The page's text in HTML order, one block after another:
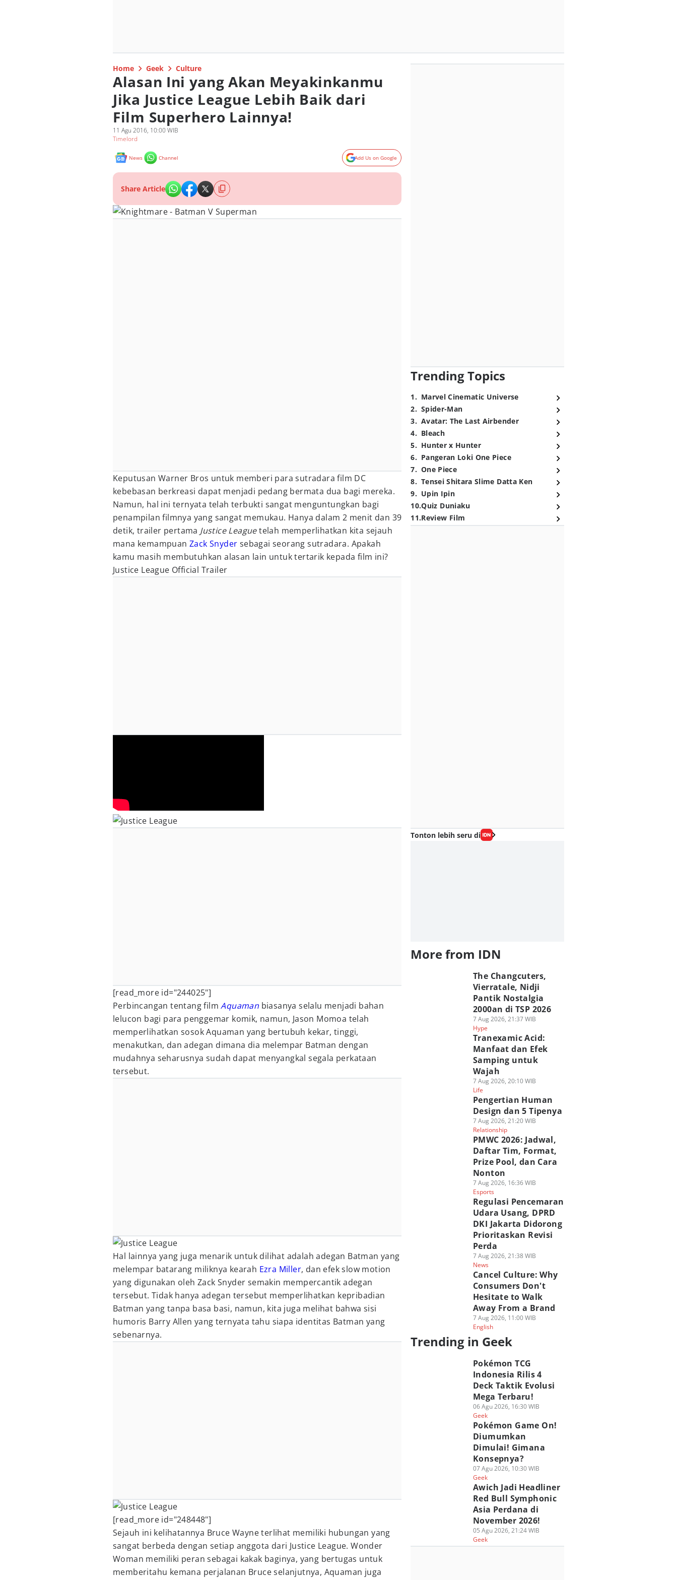
Home Geek Culture
Alasan Ini yang Akan Meyakinkanmu
Jika Justice League Lebih Baik dari
Film Superhero Lainnya!
11 Agu 2016, 10:00 WIB
Timelord
News Channel Add Us on Google
Share Article
Keputusan Warner Bros untuk memberi para sutradara film DC
kebebasan berkreasi dapat menjadi pedang bermata dua bagi mereka.
Namun, hal ini ternyata telah terbukti sangat menguntungkan bagi
penampilan filmnya yang sangat memukau. Hanya dalam 2 menit dan 39
detik, trailer pertama Justice Leaguetelah memperlihatkan kita sejauh
mana kemampuan Zack Snyder sebagai seorang sutradara. Apakah
kamu masih membutuhkan alasan lain untuk tertarik kepada film ini?
Justice League Official Trailer
[read_more id="244025"]
Perbincangan tentang filmAquaman biasanya selalu menjadi bahan
lelucon bagi para penggemar komik, namun, Jason Momoa telah
memperlihatkan sosok Aquaman yang bertubuh kekar, tinggi,
menakutkan, dan adegan dimana dia melempar Batman dengan
mudahnya seharusnya sudah dapat menyangkal segala perkataan
tersebut.
Hal lainnya yang juga menarik untuk dilihat adalah adegan Batman yang
melempar batarang miliknya kearah Ezra Miller, dan efek slow motion
yang digunakan oleh Zack Snyder semakin mempercantik adegan
tersebut. Tidak hanya adegan tersebut memperlihatkan kepribadian
Batman yang tanpa basa basi, namun, kita juga melihat bahwa sisi
humoris Barry Allen yang ternyata tahu siapa identitas Batman yang
sebenarnya.
[read_more id="248448"]
Sejauh ini kelihatannya Bruce Wayne terlihat memiliki hubungan yang
sangat berbeda dengan setiap anggota dari Justice League. Wonder
Woman memiliki peran sebagai kakak baginya, yang bertugas untuk
memberitahu kemana perjalanan Bruce selanjutnya, Aquaman juga
Trending Topics
1. Marvel Cinematic Universe
2. Spider-Man
3. Avatar: The Last Airbender
4. Bleach
5. Hunter x Hunter
6. Pangeran Loki One Piece
7. One Piece
8. Tensei Shitara Slime Datta Ken
9. Upin Ipin
10.Quiz Duniaku
11.Review Film
Tonton lebih seru di
More from IDN
The Changcuters,
Vierratale, Nidji
Pantik Nostalgia
2000an di TSP 2026
7 Aug 2026, 21:37 WIB
Hype
Tranexamic Acid:
Manfaat dan Efek
Samping untuk
Wajah
7 Aug 2026, 20:10 WIB
Life
Pengertian Human
Design dan 5 Tipenya
7 Aug 2026, 21:20 WIB
Relationship
PMWC 2026: Jadwal,
Daftar Tim, Format,
Prize Pool, dan Cara
Nonton
7 Aug 2026, 16:36 WIB
Esports
Regulasi Pencemaran
Udara Usang, DPRD
DKI Jakarta Didorong
Prioritaskan Revisi
Perda
7 Aug 2026, 21:38 WIB
News
Cancel Culture: Why
Consumers Don't
Hesitate to Walk
Away From a Brand
7 Aug 2026, 11:00 WIB
English
Trending in Geek
Pokémon TCG
Indonesia Rilis 4
Deck Taktik Evolusi
Mega Terbaru!
06 Agu 2026, 16:30 WIB
Geek
Pokémon Game On!
Diumumkan
Dimulai! Gimana
Konsepnya?
07 Agu 2026, 10:30 WIB
Geek
Awich Jadi Headliner
Red Bull Symphonic
Asia Perdana di
November 2026!
05 Agu 2026, 21:24 WIB
Geek